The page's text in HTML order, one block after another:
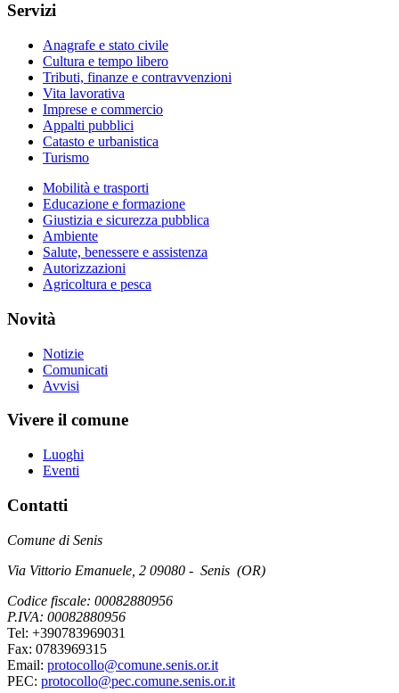
Servizi
Anagrafe e stato civile
Cultura e tempo libero
Tributi, finanze e contravvenzioni
Vita lavorativa
Imprese e commercio
Appalti pubblici
Catasto e urbanistica
Turismo
Mobilità e trasporti
Educazione e formazione
Giustizia e sicurezza pubblica
Ambiente
Salute, benessere e assistenza
Autorizzazioni
Agricoltura e pesca
Novità
Notizie
Comunicati
Avvisi
Vivere il comune
Luoghi
Eventi
Contatti
Comune di Senis
Via Vittorio Emanuele, 2 09080 - Senis (OR)
Codice fiscale: 00082880956
P.IVA: 00082880956
Tel: +390783969031
Fax: 0783969315
Email: protocollo@comune.senis.or.it
PEC: protocollo@pec.comune.senis.or.it